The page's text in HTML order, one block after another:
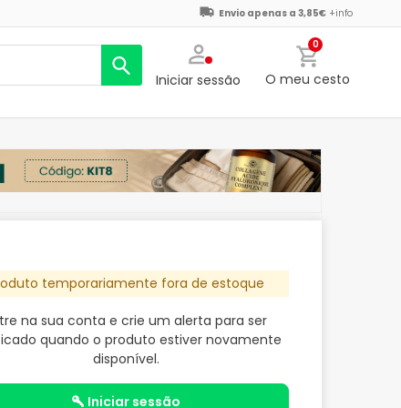
Envio apenas a 3,85€ +info
Iniciar sessão
0
O meu cesto
temporariamente fora de estoque
na sua conta e crie um alerta para ser
quando o produto estiver novamente
disponível.
iniciar sessão